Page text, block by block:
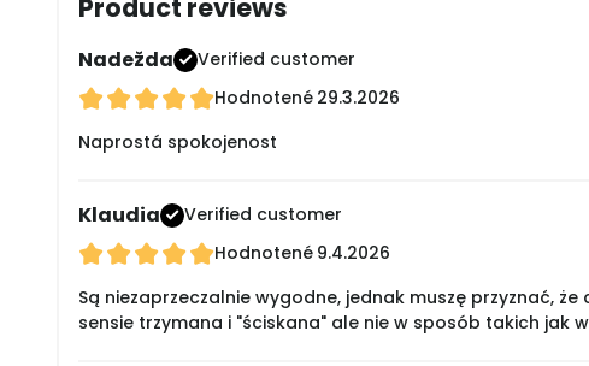
Product reviews
Nadežda
Verified customer
Hodnotené 29.3.2026
Naprostá spokojenost
Klaudia
Verified customer
Hodnotené 9.4.2026
Są niezaprzeczalnie wygodne, jednak muszę przyznać,
sensie trzymana i "ściskana" ale nie w sposób takich jak